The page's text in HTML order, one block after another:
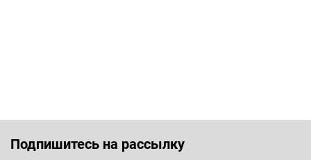
Подпишитесь на рассылку